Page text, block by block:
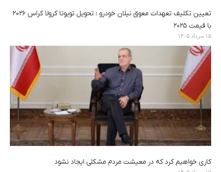
تعیین تکلیف تعهدات معوق نیلان خودرو ؛ تحویل تویوتا کرولا کراس ۲۰۲۶
با قیمت ۲۰۲۵
۱۵ مرداد ۱۴۰۵
کاری خواهیم کرد که در معیشت مردم مشکلی ایجاد نشود